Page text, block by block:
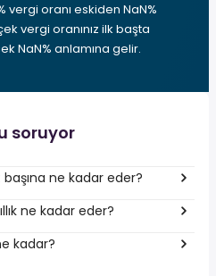
vergi oranı eskiden NaN%
vergi oranınız ilk başta
NaN% anlamına gelir.
soruyor
başına ne kadar eder?
ne kadar eder?
kadar?